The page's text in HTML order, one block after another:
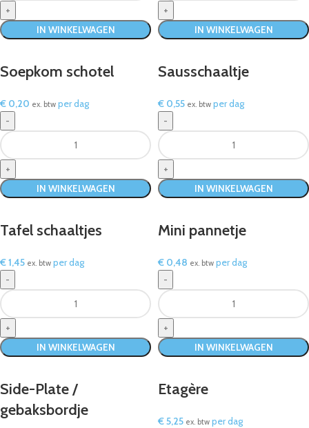
IN WINKELWAGEN IN WINKELWAGEN
Soepkom schotel
€ 0,20 ex. btw per dag
IN WINKELWAGEN
Sausschaaltje
€ 0,55 ex. btw per dag
IN WINKELWAGEN
Tafel schaaltjes
€1,45 ex. btw per dag
IN WINKELWAGEN
Mini pannetje
€ 0,48 ex. btw per dag
IN WINKELWAGEN
Side-Plate /
gebaksbordje
Etagère
€5,25 ex. btw per dag